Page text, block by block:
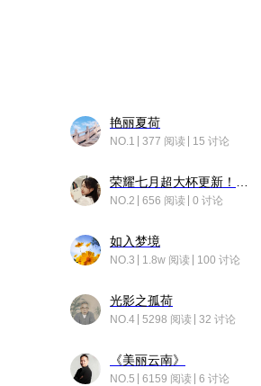
艳丽夏荷
NO.1 377 阅读 15 讨论
NO.2 656 阅读 0 讨论
如入梦境
NO.3 1.8w 阅读 100 讨论
光影之孤荷
NO.4 5298 阅读 32 讨论
《美丽云南》
NO.5 6159 阅读 6 讨论